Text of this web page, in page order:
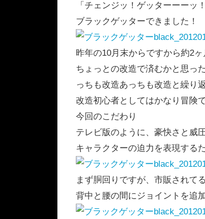
「チェンジッ！ゲッターーーッ！
ブラックゲッターできました！
昨年の10月末からですから約2
ちょっとの改造で済むかと思っ
っちも改造あっちも改造と繰り
改造初心者としてはかなり冒険
今回のこだわり
テレビ版のように、豪快さと威圧
キャラクターの迫力を表現する
まず胴回りですが、市販されて
背中と腰の間にジョイントを追